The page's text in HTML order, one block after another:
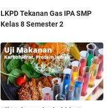
LKPD Tekanan Gas IPA SMP
Kelas 8 Semester 2